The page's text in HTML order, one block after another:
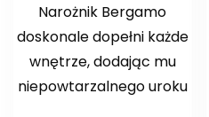
Narożnik Bergamo
doskonale dopełni każde
wnętrze, dodając mu
niepowtarzalnego uroku